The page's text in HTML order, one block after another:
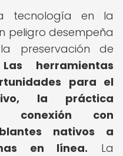
tecnología en la
peligro desempeña
preservación de
Las herramientas
para el
la práctica
con
nativos a
en línea. La